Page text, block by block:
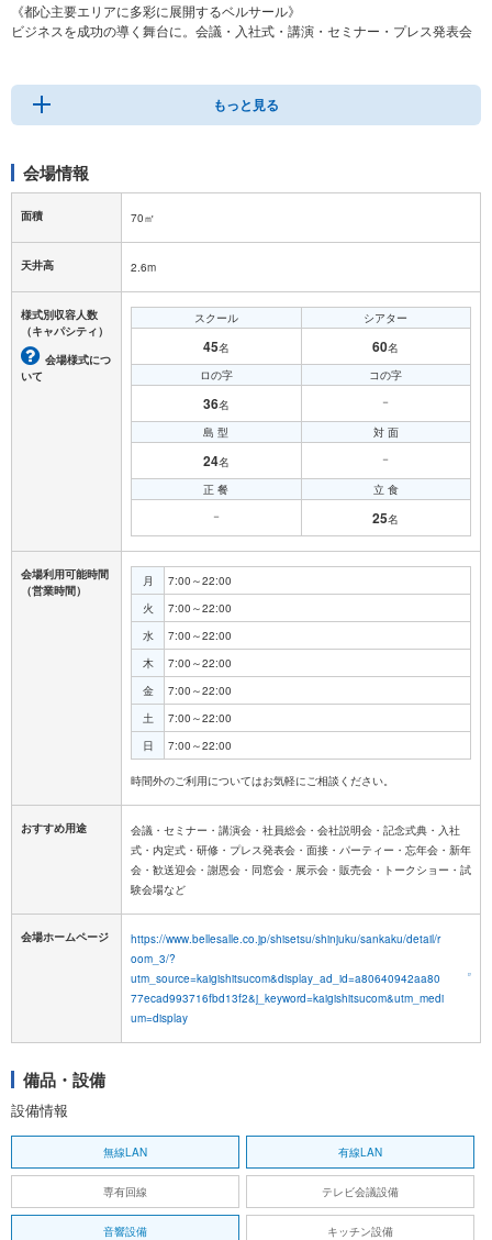
《都心主要エリアに多彩に展開するベルサール》
ビジネスを成功の導く舞台に。会議・入社式・講演・セミナー・プレス発表会
もっと見る
会場情報
面積 70㎡
天井高 2.6m
様式別収容人数
（キャパシティ）
会場様式につ
いて
スクール
45名
シアター
60名
ロの字
36名
コの字
－
島 型
24名
対 面
－
正 餐
－
立 食
25名
会場利用可能時間
（営業時間）
月
7:00～22:00
火
7:00～22:00
水
7:00～22:00
木
7:00～22:00
金
7:00～22:00
土
7:00～22:00
日
7:00～22:00
おすすめ用途
会議・セミナー・講演会・社員総会・会社説明会・記念式典・入社
式・内定式・研修・プレス発表会・面接・パーティー・忘年会・新年
会・歓送迎会・謝恩会・同窓会・展示会・販売会・トークショー・試
験会場など
会場ホームページ
https://www.bellesalle.co.jp/shisetsu/shinjuku/sankaku/detail/r
oom_3/?
utm_source=kaigishitsucom&display_ad_id=a80640942aa80
77ecad993716fbd13f2&j_keyword=kaigishitsucom&utm_medi
um=display
備品・設備
設備情報
無線LAN 有線LAN
専有回線 テレビ会議設備
音響設備 キッチン設備